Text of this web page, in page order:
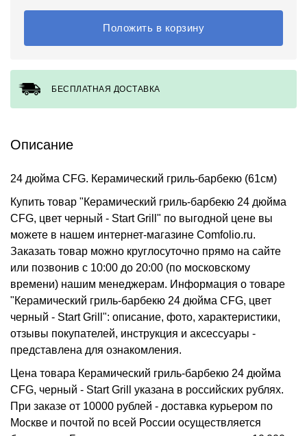
Положить в корзину
БЕСПЛАТНАЯ ДОСТАВКА
Описание
24 дюйма CFG. Керамический гриль-барбекю (61см)
Купить товар "Керамический гриль-барбекю 24 дюйма
CFG, цвет черный - Start Grill" по выгодной цене вы
можете в нашем интернет-магазине Comfolio.ru.
Заказать товар можно круглосуточно прямо на сайте
или позвонив с 10:00 до 20:00 (по московскому
времени) нашим менеджерам. Информация о товаре
"Керамический гриль-барбекю 24 дюйма CFG, цвет
черный - Start Grill": описание, фото, характеристики,
отзывы покупателей, инструкция и аксессуары -
представлена для ознакомления.
Цена товара Керамический гриль-барбекю 24 дюйма
CFG, черный - Start Grill указана в российских рублях.
При заказе от 10000 рублей - доставка курьером по
Москве и почтой по всей России осуществляется